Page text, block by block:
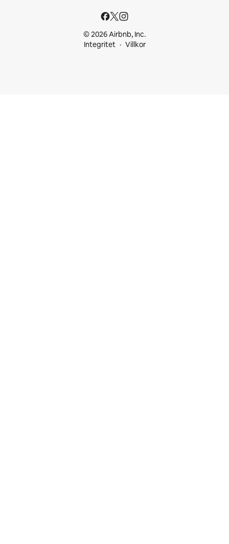
© 2026 Airbnb, Inc.
Integritet
Villkor